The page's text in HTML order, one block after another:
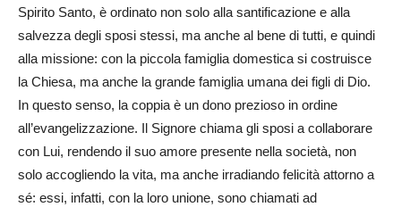
Spirito Santo, è ordinato non solo alla santificazione e alla
salvezza degli sposi stessi, ma anche al bene di tutti, e quindi
alla missione: con la piccola famiglia domestica si costruisce
la Chiesa, ma anche la grande famiglia umana dei figli di Dio.
In questo senso, la coppia è un dono prezioso in ordine
all’evangelizzazione. Il Signore chiama gli sposi a collaborare
con Lui, rendendo il suo amore presente nella società, non
solo accogliendo la vita, ma anche irradiando felicità attorno a
sé: essi, infatti, con la loro unione, sono chiamati ad